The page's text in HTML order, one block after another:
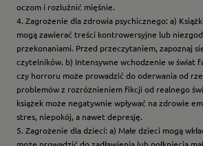
oczom i rozluźnić mięśnie.
4. Zagrożenie dla zdrowia psychicznego: a)
mogą zawierać treści kontrowersyjne lub
przekonaniami. Przed przeczytaniem, zapoznaj
czytelników. b) Intensywne wchodzenie w świat
czy horroru może prowadzić do oderwania od
problemów z rozróżnieniem fikcji od realnego
książek może negatywnie wpływać na zdrowie
stres, niepokój, a nawet depresję.
5. Zagrożenie dla dzieci: a) Małe dzieci mogą